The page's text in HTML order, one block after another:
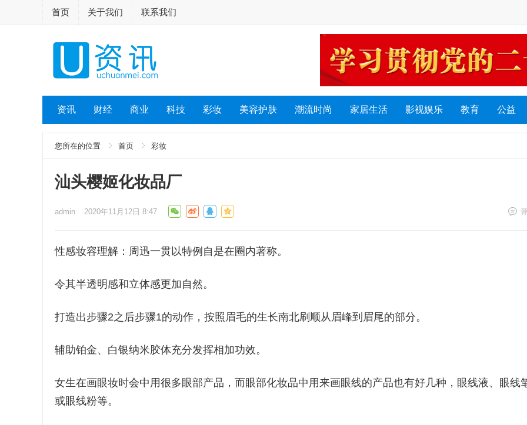
首页 关于我们 联系我们
资讯 财经 商业 科技 彩妆 美容护肤 潮流时尚 家居生活 影视娱乐 教育 公益
您所在的位置 首页 彩妆
汕头樱姬化妆品厂
admin 2020年11月12日 8:47
性感妆容理解：周迅一贯以特例自是在圈内著称。
令其半透明感和立体感更加自然。
打造出步骤2之后步骤1的动作，按照眉毛的生长南北刷顺从眉峰到眉尾的部分。
辅助铂金、白银纳米胶体充分发挥相加功效。
女生在画眼妆时会中用很多眼部产品，而眼部化妆品中用来画眼线的产品也有好几种，眼线液、眼线
或眼线粉等。